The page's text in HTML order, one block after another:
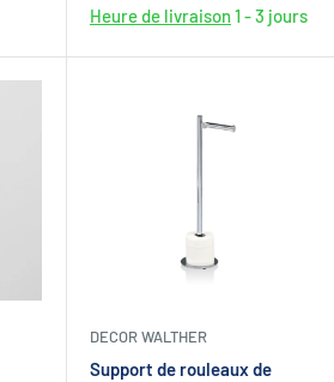
Heure de livraison1 - 3 jours
DECOR WALTHER
Support de rouleaux de